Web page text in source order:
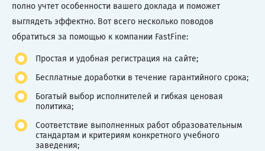
полно учтет особенности вашего доклада и поможет
выглядеть эффектно. Вот всего несколько поводов
обратиться за помощью к компании FastFine:
Простая и удобная регистрация на сайте;
Бесплатные доработки в течение гарантийного срока;
Богатый выбор исполнителей и гибкая ценовая
политика;
Соответствие выполненных работ образовательным
стандартам и критериям конкретного учебного
заведения;